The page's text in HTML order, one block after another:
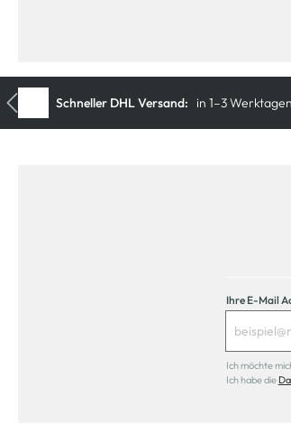
Ihre E-Mail
Ich möchte
Ich habe die